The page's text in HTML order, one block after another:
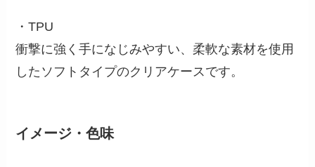
・TPU
衝撃に強く手になじみやすい、柔軟な素材を使用
したソフトタイプのクリアケースです。
イメージ・色味